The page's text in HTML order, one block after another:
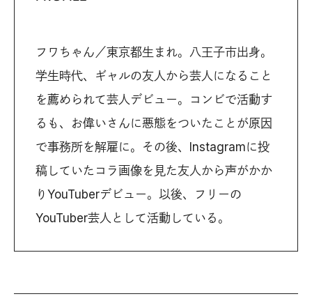
フワちゃん／東京都生まれ。八王子市出身。
学生時代、ギャルの友人から芸人になること
を薦められて芸人デビュー。コンビで活動す
るも、お偉いさんに悪態をついたことが原因
で事務所を解雇に。その後、Instagramに投
稿していたコラ画像を見た友人から声がかか
りYouTuberデビュー。以後、フリーの
YouTuber芸人として活動している。